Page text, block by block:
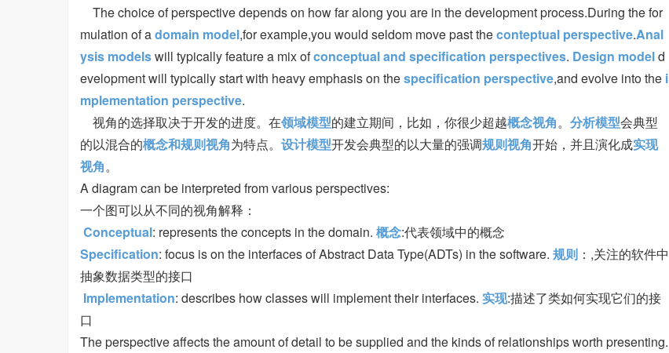
The choice of perspective depends on how far along you are in the development process.During the for
mulation of adomain model,for example,you would seldom move past theconteptual perspective.Anal
ysis modelswill typically feature a mix ofconceptual and specification perspectives. Design modeld
evelopment will typically start with heavy emphasis on thespecification perspective,and evolve into the i
mplementation perspective.
视角的选择取决于开发的进度。在领域模型的建立期间，比如，你很少超越概念视角。 分析模型会典型
的以混合的概念和规则视角为特点。 设计模型开发会典型的以大量的强调规则视角开始，并且演化成实现
视角。
A diagram can be interpreted from various perspectives:
一个图可以从不同的视角解释：
Conceptual: represents the concepts in the domain. 概念:代表领域中的概念
Specification: focus is on the interfaces of Abstract Data Type(ADTs) in the software. 规则 ：,关注的软件中
抽象数据类型的接口
Implementation: describes how classes will implement their interfaces. 实现:描述了类如何实现它们的接
口
The perspective affects the amount of detail to be supplied and the kinds of relationships worth presenting.